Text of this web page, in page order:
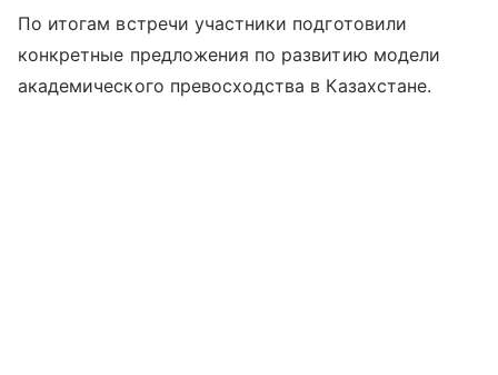
По итогам встречи участники подготовили
конкретные предложения по развитию модели
академического превосходства в Казахстане.